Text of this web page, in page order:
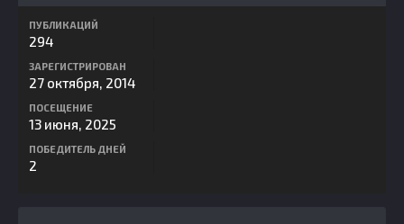
ПУБЛИКАЦИЙ
294
ЗАРЕГИСТРИРОВАН
27 октября, 2014
ПОСЕЩЕНИЕ
13 июня, 2025
ПОБЕДИТЕЛЬ ДНЕЙ
2